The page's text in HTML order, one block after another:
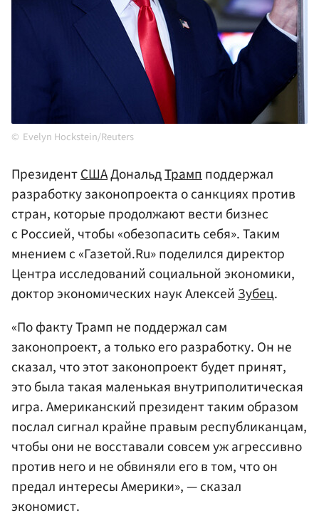
Evelyn Hockstein/Reuters
ПрезидентСШАДональдТрампподдержал
разработку законопроекта о санкциях против
стран, которые продолжают вести бизнес
с Россией, чтобы «обезопасить себя». Таким
мнением с «Газетой.Ru» поделился директор
Центра исследований социальной экономики,
доктор экономических наук АлексейЗубец.
«По факту Трамп не поддержал сам
законопроект, а только его разработку. Он не
сказал, что этот законопроект будет принят,
это была такая маленькая внутриполитическая
игра. Американский президент таким образом
послал сигнал крайне правым республиканцам,
чтобы они не восставали совсем уж агрессивно
против него и не обвиняли его в том, что он
предал интересы Америки», — сказал
экономист.